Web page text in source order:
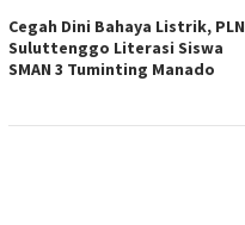
Cegah Dini Bahaya Listrik, PLN
Suluttenggo Literasi Siswa
SMAN 3 Tuminting Manado